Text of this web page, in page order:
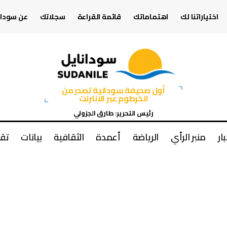
اختياراتنا لك اهتماماتك قائمة القراءة سجلاتك عن
أول صحيفة سودانية تصدر من
الخرطوم عبر الانترنت
رئيس التحرير: طارق الجزولي
منبر الرأي الرياضة أعمدة الثقافية بيانات